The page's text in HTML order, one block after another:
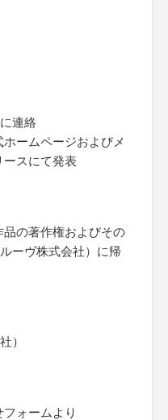
連絡
ームページおよびメ
ースにて発表
品の著作権およびその
ーヴ株式会社）に帰
）
ォームより